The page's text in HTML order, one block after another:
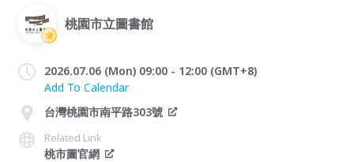
桃園市立圖書館
2026.07.06 (Mon) 09:00 - 12:00 (GMT+8)
Add To Calendar
台灣桃園市南平路303號
Related Link
桃市圖官網